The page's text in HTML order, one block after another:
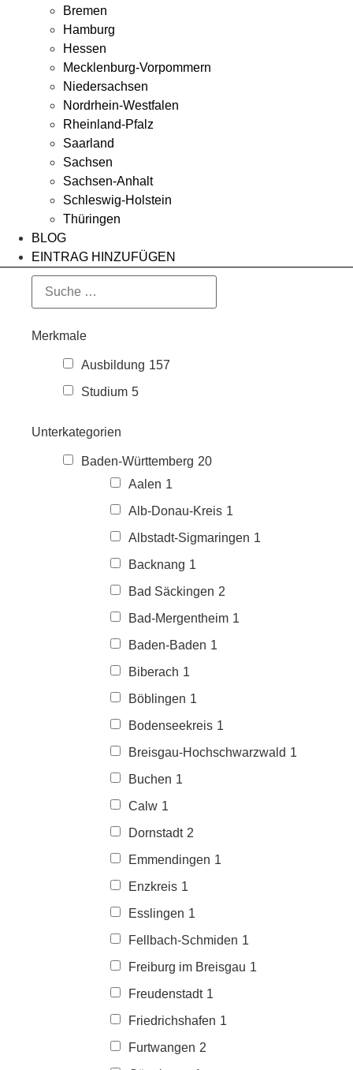
Bremen
Hamburg
Hessen
Mecklenburg-Vorpommern
Niedersachsen
Nordrhein-Westfalen
Rheinland-Pfalz
Saarland
Sachsen
Sachsen-Anhalt
Schleswig-Holstein
Thüringen
BLOG
EINTRAG HINZUFÜGEN
Merkmale
Ausbildung 157
Studium 5
Unterkategorien
Baden-Württemberg 20
Aalen 1
Alb-Donau-Kreis 1
Albstadt-Sigmaringen 1
Backnang 1
Bad Säckingen 2
Bad-Mergentheim 1
Baden-Baden 1
Biberach 1
Böblingen 1
Bodenseekreis 1
Breisgau-Hochschwarzwald 1
Buchen 1
Calw 1
Dornstadt 2
Emmendingen 1
Enzkreis 1
Esslingen 1
Fellbach-Schmiden 1
Freiburg im Breisgau 1
Freudenstadt 1
Friedrichshafen 1
Furtwangen 2